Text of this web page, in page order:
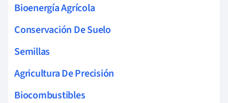
Bioenergía Agrícola
Conservación De Suelo
Semillas
Agricultura De Precisión
Biocombustibles